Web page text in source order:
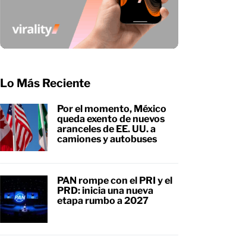
Lo Más Reciente
Por el momento, México
queda exento de nuevos
aranceles de EE. UU. a
camiones y autobuses
PAN rompe con el PRI y el
PRD: inicia una nueva
etapa rumbo a 2027